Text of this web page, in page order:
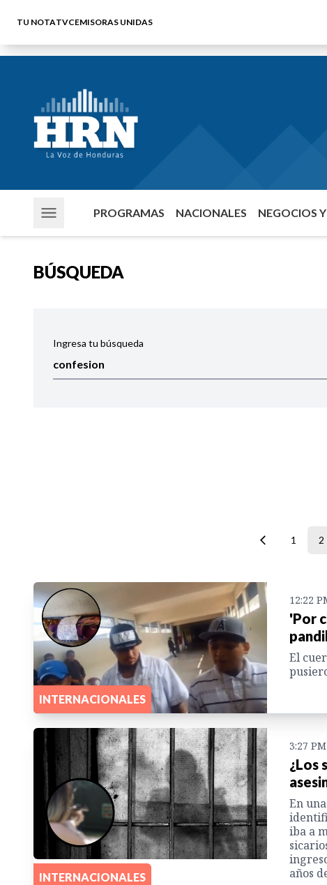
TU NOTATVCEMISORAS UNIDAS
PROGRAMAS NACIONALES NEGOCIOS
BÚSQUEDA
Ingresa tu búsqueda
1 2
INTERNACIONALES
12:22
'Por
El
INTERNACIONALES
3:27
¿Los
En
iba a
años